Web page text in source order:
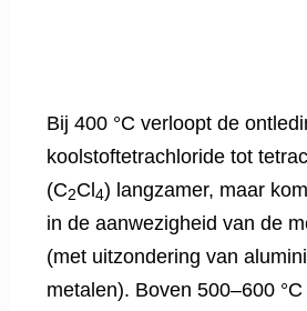
Bij 400 °C verloopt de
koolstoftetrachloride tot
(C2Cl 4) langzamer, maar
in de aanwezigheid van de
(met uitzondering van
metalen). Boven 500–600